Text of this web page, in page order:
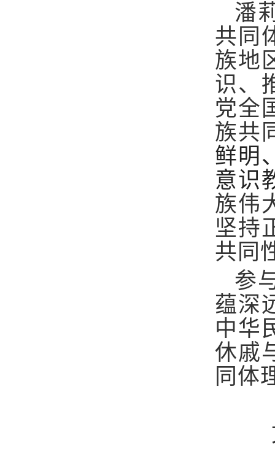
潘
共同
族地
识、
党全
族共
鲜明
意识
族伟
坚持
共 同
参
蕴深
中华
休戚
同体